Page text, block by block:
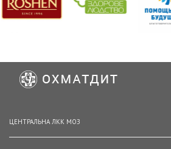
ЦЕНТРАЛЬНА ЛКК МОЗ